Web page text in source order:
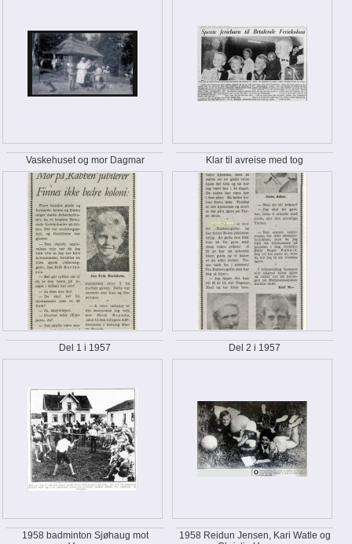
Vaskehuset og mor Dagmar Klar til avreise med tog
Del 1 i 1957 Del 2 i 1957
1958 badminton Sjøhaug mot
1958 Reidun Jensen, Kari Watle og